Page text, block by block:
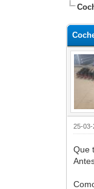
25-03-
Que